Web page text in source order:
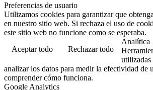
Preferencias de usuario
Utilizamos cookies para garantizar que
en nuestro sitio web. Si rechaza el uso de
este sitio web no funcione como se esperaba.
Aceptar todo
Rechazar todo
Analítica
utilizadas
analizar los datos para medir la efectividad de
comprender cómo funciona.
Google Analytics